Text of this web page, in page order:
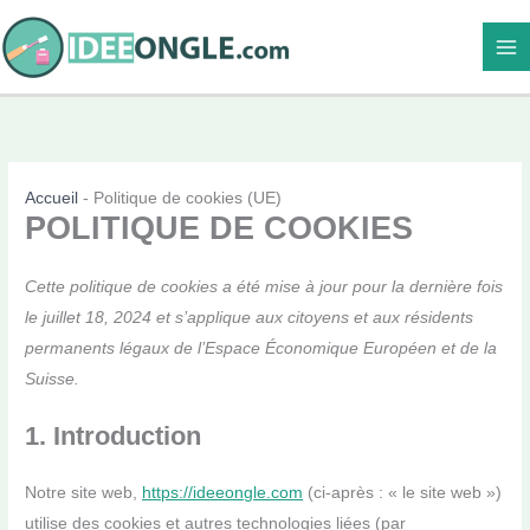
Aller
au
contenu
Accueil - Politique de cookies (UE)
POLITIQUE DE COOKIES
Cette politique de cookies a été mise à jour pour la dernière fois
le juillet 18, 2024 et s’applique aux citoyens et aux résidents
permanents légaux de l’Espace Économique Européen et de la
Suisse.
1. Introduction
Notre site web, https://ideeongle.com (ci-après : « le site web »)
utilise des cookies et autres technologies liées (par